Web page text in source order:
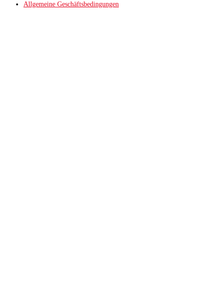
Allgemeine Geschäftsbedingungen